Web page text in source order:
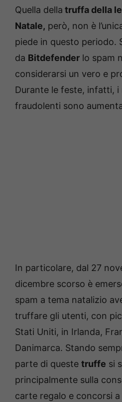
Quella della truffa della
Natale, però, non è
piede in questo periodo.
da Bitdefender lo spam
considerarsi un vero e
Durante le feste, infatti, i
fraudolenti sono
In particolare, dal 27
dicembre scorso è
spam a tema natalizio
truffare gli utenti, con
Stati Uniti, in Irlanda,
Danimarca. Stando
parte di queste truffe si
principalmente sulla
carte regalo e concorsi